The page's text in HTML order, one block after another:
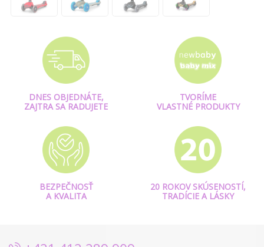
DNES OBJEDNÁTE,
ZAJTRA SA RADUJETE
TVORÍME
VLASTNÉ PRODUKTY
BEZPEČNOSŤ
A KVALITA
20 ROKOV SKÚSENOSTÍ,
TRADÍCIE A LÁSKY